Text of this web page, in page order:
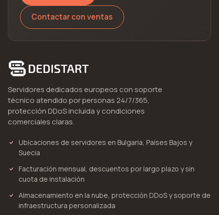
Contactar con ventas
Servidores dedicados europeos con soporte
técnico atendido por personas 24/7/365,
protección DDoS incluida y condiciones
comerciales claras.
Ubicaciones de servidores en Bulgaria, Países Bajos y
Suecia
Facturación mensual, descuentos por largo plazo y sin
cuota de instalación
Almacenamiento en la nube, protección DDoS y soporte de
infraestructura personalizada